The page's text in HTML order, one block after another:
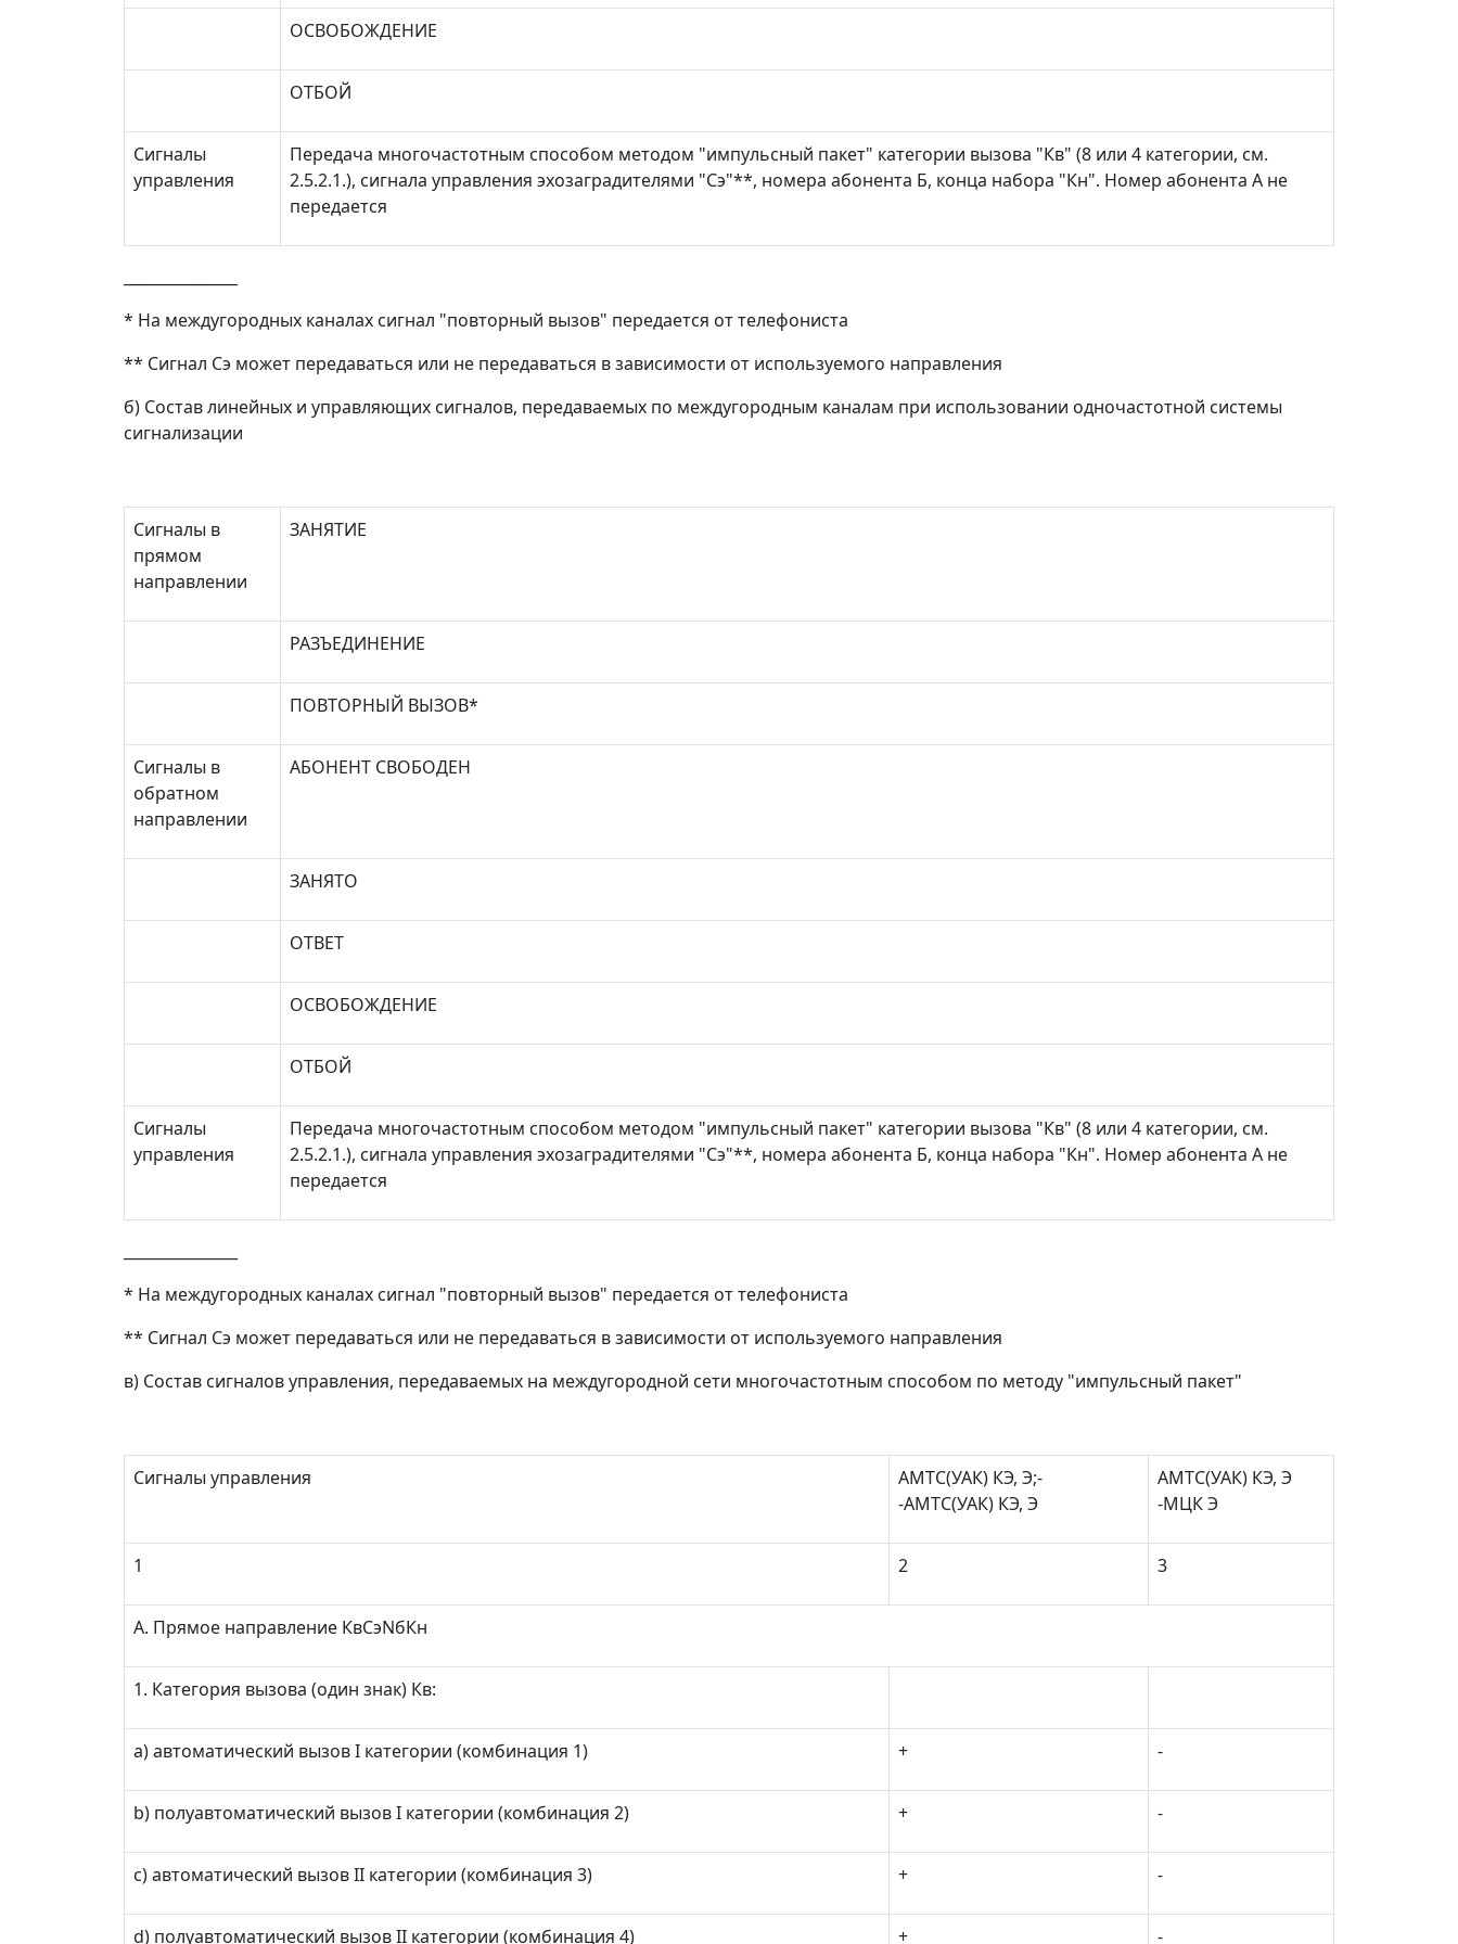
ОСВОБОЖДЕНИЕ
ОТБОЙ
Сигналы
управления
Передача многочастотным способом методом "импульсный пакет" категории вызова "Кв" (8 или 4 категории, см.
2.5.2.1.), сигнала управления эхозаградителями "Сэ"**, номера абонента Б, конца набора "Кн". Номер абонента А не
передается
* На междугородных каналах сигнал "повторный вызов" передается от телефониста
** Сигнал Сэ может передаваться или не передаваться в зависимости от используемого направления
б) Состав линейных и управляющих сигналов, передаваемых по междугородным каналам при использовании одночастотной системы
сигнализации
Сигналы в
прямом
направлении
ЗАНЯТИЕ
РАЗЪЕДИНЕНИЕ
ПОВТОРНЫЙ ВЫЗОВ*
Сигналы в
обратном
направлении
АБОНЕНТ СВОБОДЕН
ЗАНЯТО
ОТВЕТ
ОСВОБОЖДЕНИЕ
ОТБОЙ
Сигналы
управления
Передача многочастотным способом методом "импульсный пакет" категории вызова "Кв" (8 или 4 категории, см.
2.5.2.1.), сигнала управления эхозаградителями "Сэ"**, номера абонента Б, конца набора "Кн". Номер абонента А не
передается
* На междугородных каналах сигнал "повторный вызов" передается от телефониста
** Сигнал Сэ может передаваться или не передаваться в зависимости от используемого направления
в) Состав сигналов управления, передаваемых на междугородной сети многочастотным способом по методу "импульсный пакет"
Сигналы управления
АМТС(УАК) КЭ, Э;-
-АМТС(УАК) КЭ, Э
АМТС(УАК) КЭ, Э
-МЦК Э
1 2 3
А. Прямое направление КвСэNбКн
1. Категория вызова (один знак) Кв:
а) автоматический вызов I категории (комбинация 1) + -
b) полуавтоматический вызов I категории (комбинация 2) + -
с) автоматический вызов II категории (комбинация 3) + -
d) полуавтоматический вызов II категории (комбинация 4) + -